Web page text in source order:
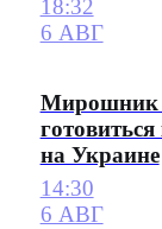
18:32
6 АВГ
Мирошник
на Украине
14:30
6 АВГ